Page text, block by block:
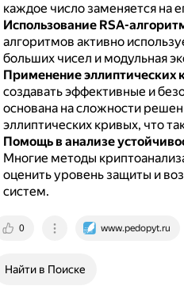
каждое число заменяется на
Использование RSA-
алгоритмов активно
больших чисел и модульная
Применение эллиптических
создавать эффективные и
основана на сложности
эллиптических кривых, что
Помощь в анализе
Многие методы
оценить уровень защиты и
систем.
0 www.pedopyt.ru
Найти в Поиске